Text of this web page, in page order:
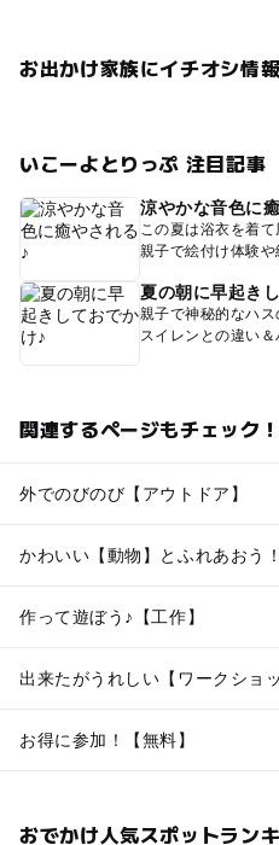
お出かけ家族にイチオシ情報
いこーよとりっぷ 注目記事
涼やかな音色に
この夏は浴衣を着て
親子で絵付け体験や
夏の朝に早起き
親子で神秘的なハス
スイレンとの違い
関連するページもチェック！
外でのびのび【アウトドア】
かわいい【動物】とふれあおう！
作って遊ぼう♪【工作】
出来たがうれしい【ワークショッ
お得に参加！【無料】
おでかけ人気スポットラン